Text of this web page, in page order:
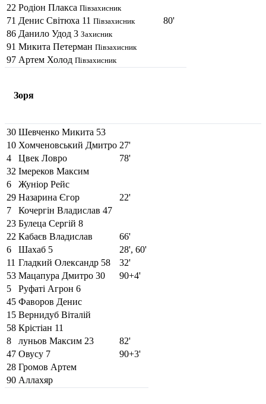
22 Родіон Плакса Півзахисник
71 Денис Світюха 11 Півзахисник
80'
86 Данило Удод 3 Захисник
91 Микита Петерман Півзахисник
97 Артем Холод Півзахисник
Зоря
30 Шевченко Микита 53
10 Хомченовський Дмитро 27'
4
Цвек Ловро
78'
32 Імереков Максим
6
Жуніор Рейс
29 Назарина Єгор
22'
7
Кочергін Владислав 47
23 Булеца Сергій 8
22 Кабаєв Владислав
66'
6
Шахаб 5
28', 60'
11 Гладкий Олександр 58
32'
53 Мацапура Дмитро 30
90+4'
5
Руфаті Агрон 6
45 Фаворов Денис
15 Вернидуб Віталій
58 Крістіан 11
8
луньов Максим 23
82'
47 Овусу 7
90+3'
28 Громов Артем
90 Аллахяр